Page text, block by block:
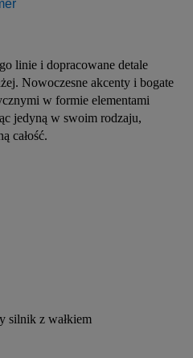
linie i dopracowane detale
Nowoczesne akcenty i bogate
w formie elementami
jedyną w swoim rodzaju,
całość.
silnik z wałkiem